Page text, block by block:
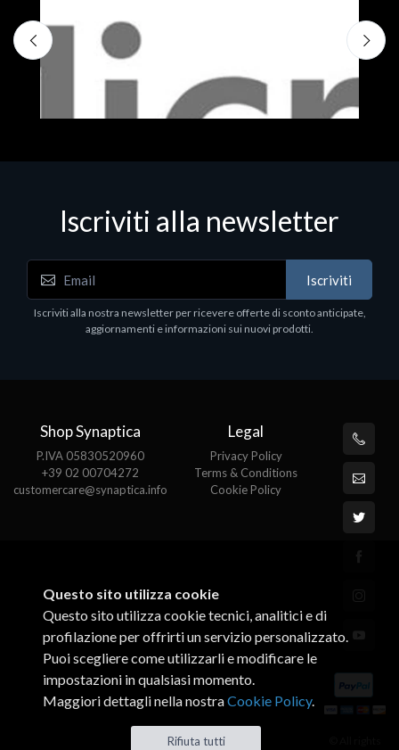
Software - Office Productivity
MS OFFICE H&S 2021 ESD
Iscriviti alla newsletter
Iscriviti
Iscriviti alla nostra newsletter per ricevere offerte di sconto anticipate,
aggiornamenti e informazioni sui nuovi prodotti.
Shop Synaptica
P.IVA 05830520960
+39 02 00704272
customercare@synaptica.info
Legal
Privacy Policy
Terms & Conditions
Cookie Policy
Questo sito utilizza cookie
Questo sito utilizza cookie tecnici, analitici e di
profilazione per offrirti un servizio personalizzato.
Puoi scegliere come utilizzarli e modificare le
impostazioni in qualsiasi momento.
Maggiori dettagli nella nostraCookie Policy.
Rifiuta tutti